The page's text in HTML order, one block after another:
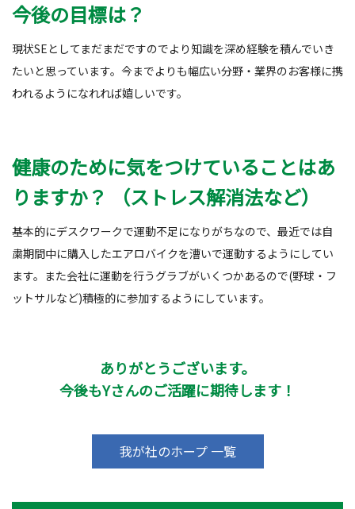
今後の目標は？
現状SEとしてまだまだですのでより知識を深め経験を積んでいき
たいと思っています。今までよりも幅広い分野・業界のお客様に携
われるようになれれば嬉しいです。
健康のために気をつけていることはあ
りますか？ （ストレス解消法など）
基本的にデスクワークで運動不足になりがちなので、最近では自
粛期間中に購入したエアロバイクを漕いで運動するようにしてい
ます。また会社に運動を行うグラブがいくつかあるので(野球・フ
ットサルなど)積極的に参加するようにしています。
ありがとうございます。
今後もYさんのご活躍に期待します！
我が社のホープ 一覧